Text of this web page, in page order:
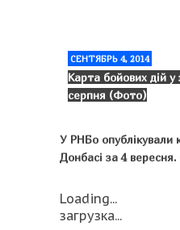
СЕНТЯБРЬ 4, 2014
Карта бойових дій
серпня (Фото)
У РНБо опублікували
Донбасі за 4 вересня.
Loading...
загрузка...